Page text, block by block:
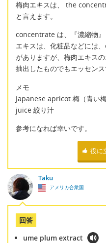
梅肉エキスは、 the
と言えます。
concentrate は、『濃縮物』
エキスは、化粧品などには
がありますが、梅肉エキス
抽出したものでもエッセンス
メモ
Japanese apricot 梅（青い梅
juice 絞り汁
参考になれば幸いです。
役に
Taku
アメリカ合衆国
回答
ume plum extract